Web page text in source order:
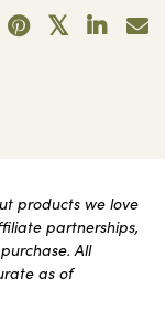
products we love
partnerships,
All
as of